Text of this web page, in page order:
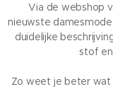
Via de webshop
nieuwste
duidelijke
stof
Zo weet je beter wat